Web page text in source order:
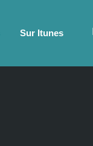
Sur Itunes